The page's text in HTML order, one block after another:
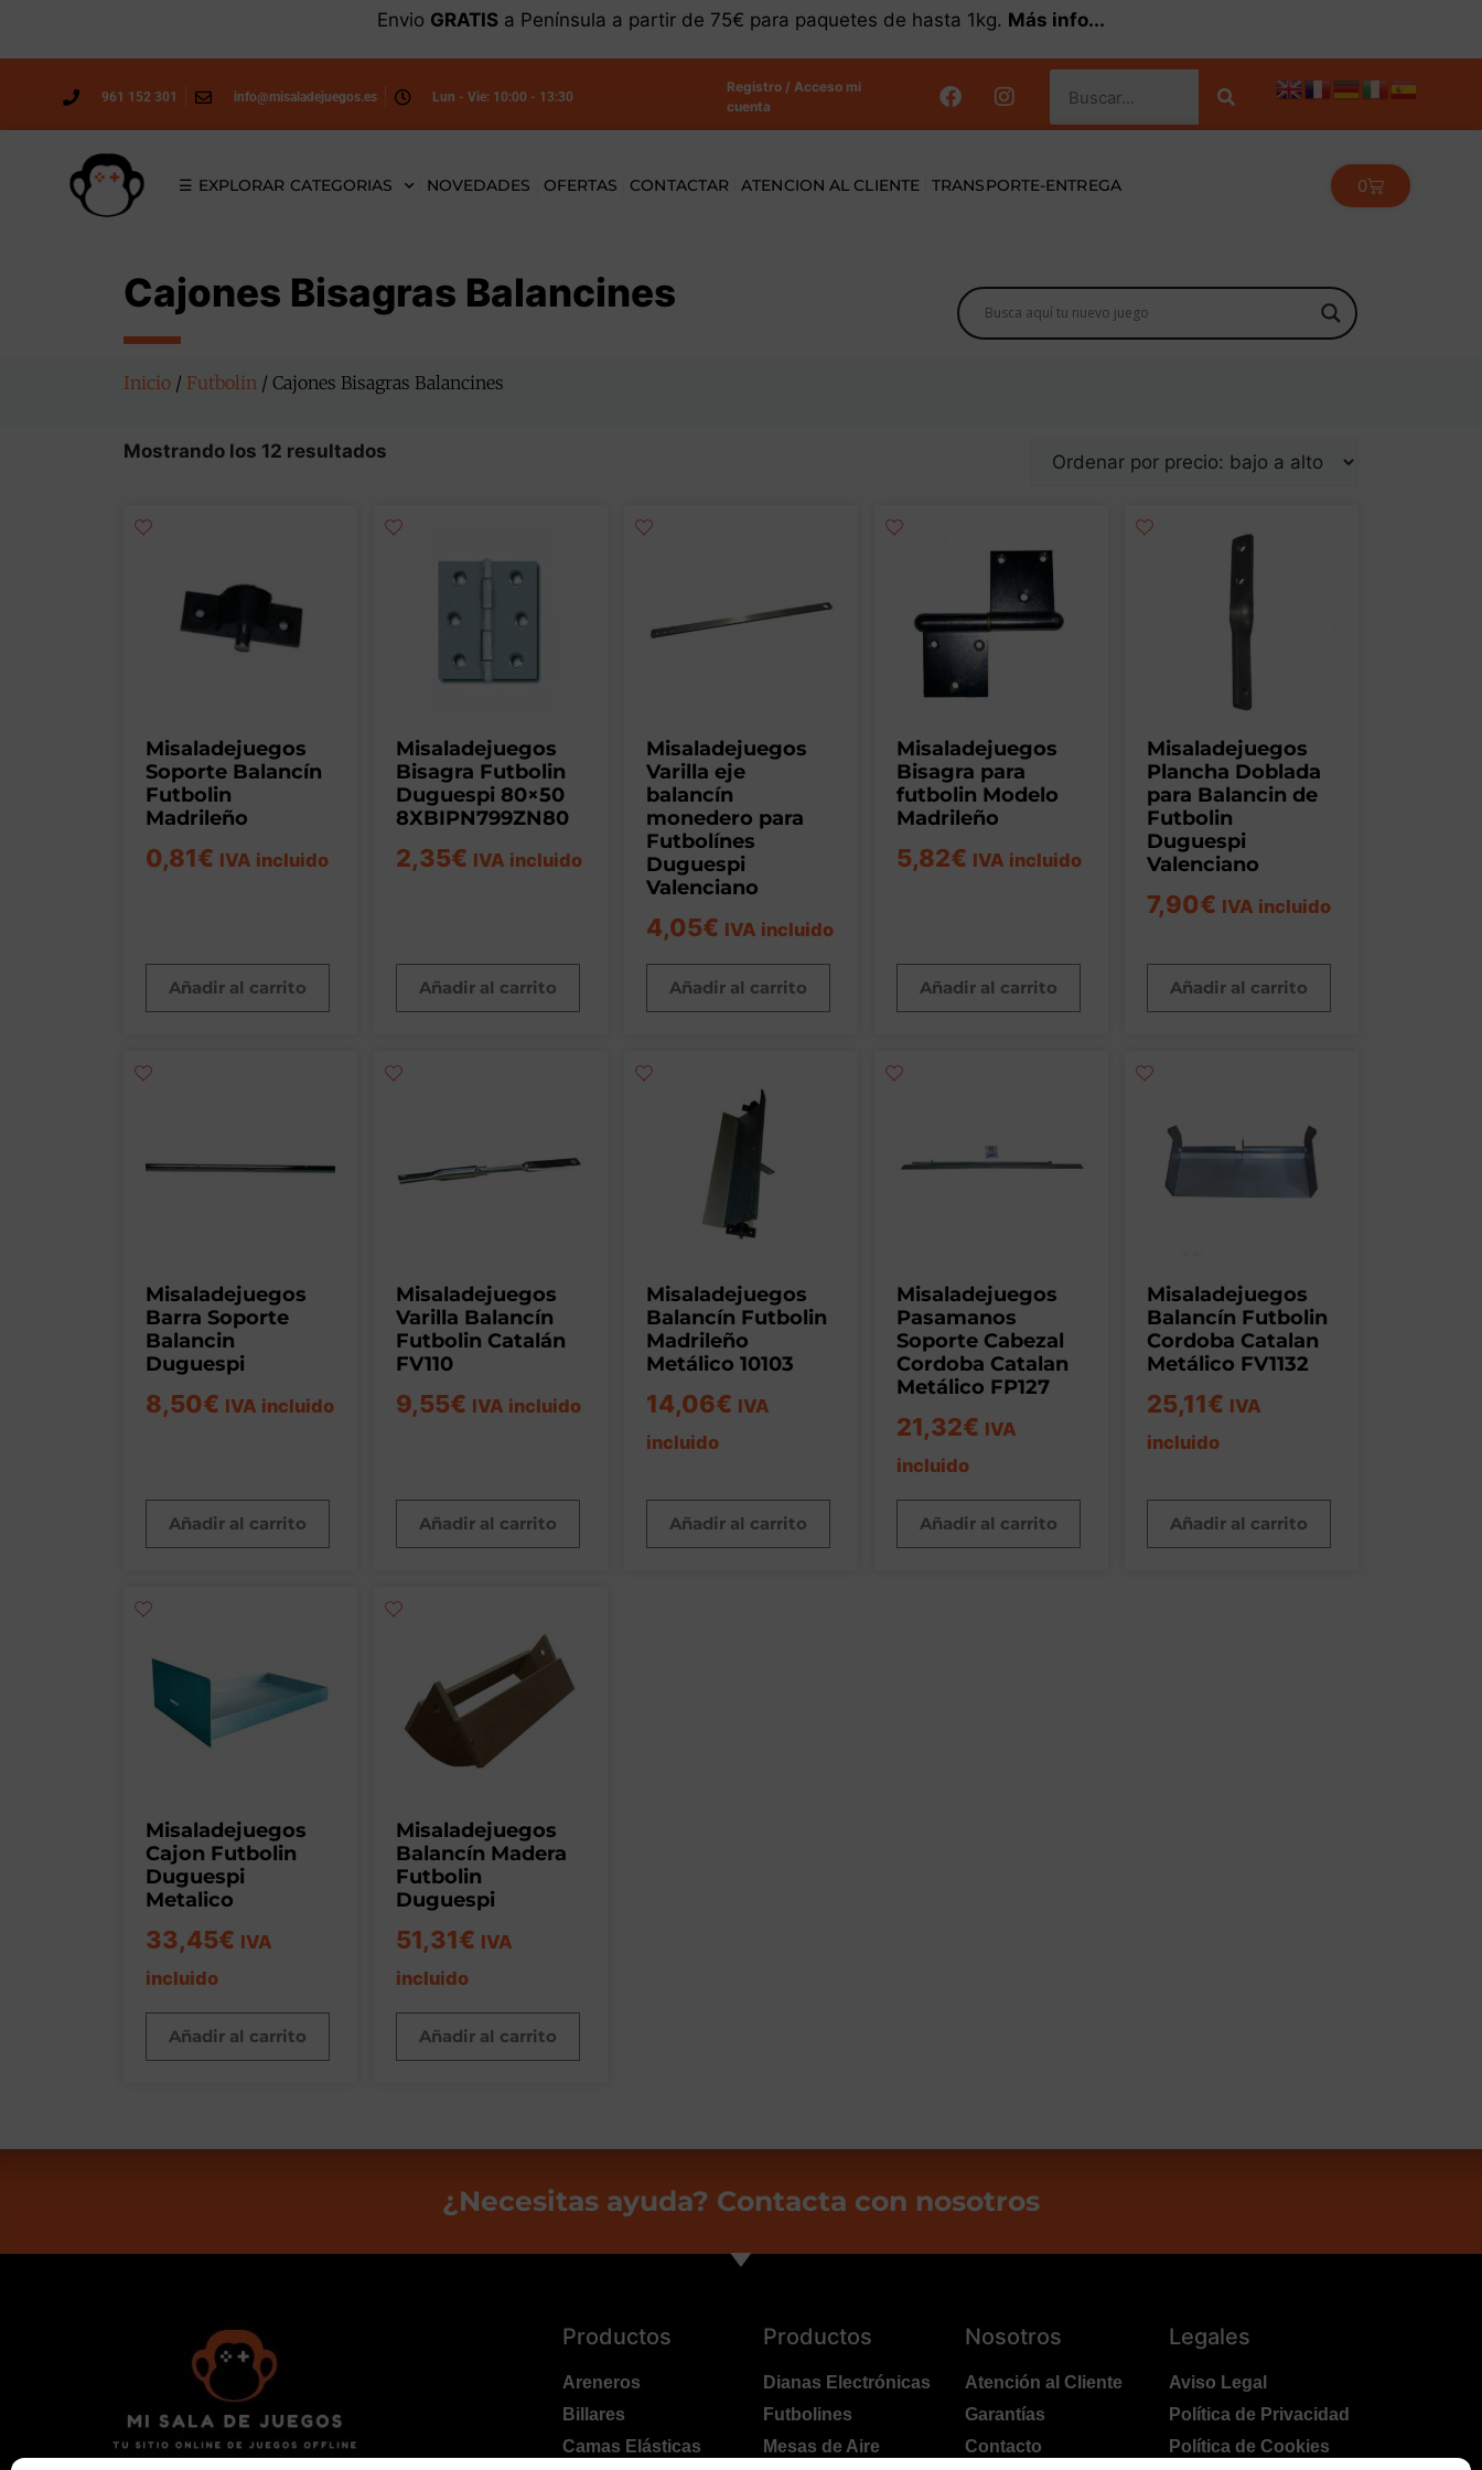
Envio GRATIS a Península a partir de 75€ para paquetes de hasta 1kg. Más info...
961 152 301 info@misaladejuegos.es Lun - Vie: 10:00 - 13:30
Registro / Acceso mi
cuenta
☰ EXPLORAR CATEGORIAS NOVEDADES OFERTAS CONTACTAR ATENCION AL CLIENTE TRANSPORTE-ENTREGA 0
Cajones Bisagras Balancines
Inicio / Futbolin / Cajones Bisagras Balancines
Mostrando los 12 resultados
Misaladejuegos
Soporte Balancín
Futbolin
Madrileño
0,81€ IVA incluido
Añadir al carrito
Misaladejuegos
Bisagra Futbolin
Duguespi 80×50
8XBIPN799ZN80
2,35€ IVA incluido
Añadir al carrito
Misaladejuegos
Varilla eje
balancín
monedero para
Futbolínes
Duguespi
Valenciano
4,05€ IVA incluido
Añadir al carrito
Misaladejuegos
Bisagra para
futbolin Modelo
Madrileño
5,82€ IVA incluido
Añadir al carrito
Misaladejuegos
Plancha Doblada
para Balancin de
Futbolin
Duguespi
Valenciano
7,90€ IVA incluido
Añadir al carrito
Misaladejuegos
Barra Soporte
Balancin
Duguespi
8,50€ IVA incluido
Añadir al carrito
Misaladejuegos
Varilla Balancín
Futbolin Catalán
FV110
9,55€ IVA incluido
Añadir al carrito
Misaladejuegos
Balancín Futbolin
Madrileño
Metálico 10103
14,06€ IVA
incluido
Añadir al carrito
Misaladejuegos
Pasamanos
Soporte Cabezal
Cordoba Catalan
Metálico FP127
21,32€ IVA
incluido
Añadir al carrito
Misaladejuegos
Balancín Futbolin
Cordoba Catalan
Metálico FV1132
25,11€ IVA
incluido
Añadir al carrito
Misaladejuegos
Cajon Futbolin
Duguespi
Metalico
33,45€ IVA
incluido
Añadir al carrito
Misaladejuegos
Balancín Madera
Futbolin
Duguespi
51,31€ IVA
incluido
Añadir al carrito
¿Necesitas ayuda? Contacta con nosotros
Productos
Areneros
Billares
Camas Elásticas
Productos
Dianas Electrónicas
Futbolines
Mesas de Aire
Nosotros
Atención al Cliente
Garantías
Contacto
Legales
Aviso Legal
Política de Privacidad
Política de Cookies